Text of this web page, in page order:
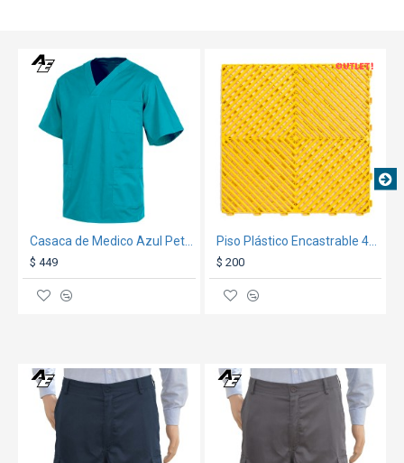
centímetros**
GARANTÍA:
ver condiciones generales
TEXTTRANSPARENTE
$ 449
OUT
Piso Plástico Encastrable 40x40cm Amarillo
$ 200
TEXTTRANSPARENTE